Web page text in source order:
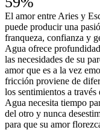
El amor entre Aries y
puede producir una
franqueza, confianza y
Agua ofrece
las necesidades de su
amor que es a la vez
fricción proviene de
los sentimientos a
Agua necesita tiempo
del otro y nunca
para que su amor